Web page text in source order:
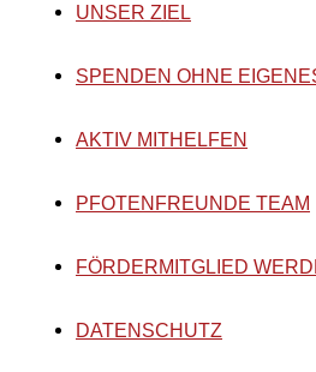
UNSER ZIEL
SPENDEN OHNE
AKTIV MITHELFEN
PFOTENFREUNDE TEAM
FÖRDERMITGLIED
DATENSCHUTZ